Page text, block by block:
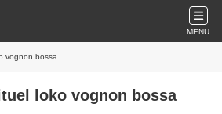
MENU
vognon bossa
loko vognon bossa